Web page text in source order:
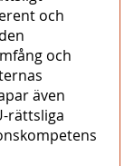
och
och
även
rättsliga